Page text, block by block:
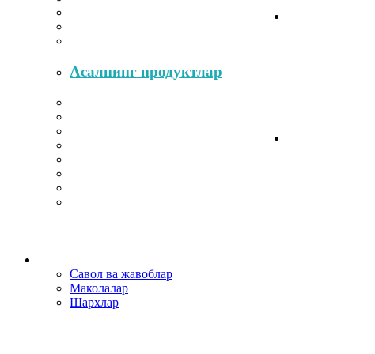
Асалнинг продуктлар
Савол ва жавоблар
Маколалар
Шархлар